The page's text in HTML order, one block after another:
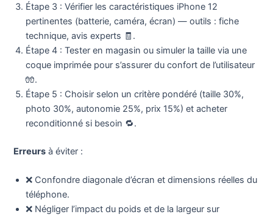
Étape 3 : Vérifier les caractéristiques iPhone 12
pertinentes (batterie, caméra, écran) — outils : fiche
technique, avis experts 🧾.
Étape 4 : Tester en magasin ou simuler la taille via une
coque imprimée pour s’assurer du confort de l’utilisateur
🧤.
Étape 5 : Choisir selon un critère pondéré (taille 30%,
photo 30%, autonomie 25%, prix 15%) et acheter
reconditionné si besoin 🔁.
Erreurs à éviter :
❌ Confondre diagonale d’écran et dimensions réelles du
téléphone.
❌ Négliger l’impact du poids et de la largeur sur